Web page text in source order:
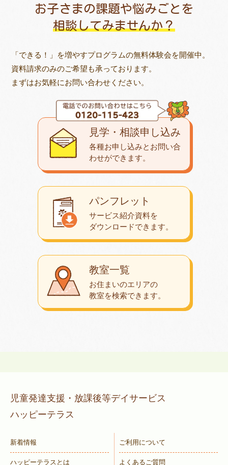
お子さまの課題や悩みごとを
相談してみませんか？
「できる！」を増やすプログラムの無料体験会を開催中。
資料請求のみのご希望も承っております。
まずはお気軽にお問い合わせください。
教室一覧
お住まいのエリアの
教室を検索できます。
パンフレット
サービス紹介資料を
ダウンロードできます。
見学・相談申し込み
各種お申し込みとお問い合
わせができます。
児童発達支援・放課後等デイサービス
ハッピーテラス
新着情報
ハッピーテラスとは
ご利用について
よくあるご質問